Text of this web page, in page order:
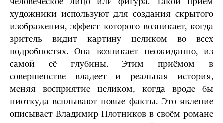
художники используют для создания скрытого
изображения, эффект которого возникает, когда
зритель видит картину целиком во всех
подробностях. Она возникает неожиданно, из
самой её глубины. Этим приёмом в
совершенстве владеет и реальная история,
меняя восприятие целиком, когда вроде бы
ниоткуда всплывают новые факты. Это явление
описывает Владимир Плотников в своём романе